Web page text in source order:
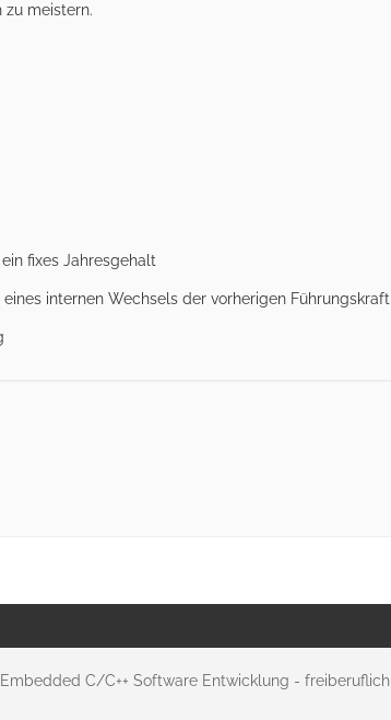
meistern.
fixes Jahresgehalt
internen Wechsels der vorherigen Führungskraft
C/C++ Software Entwicklung - freiberuflich